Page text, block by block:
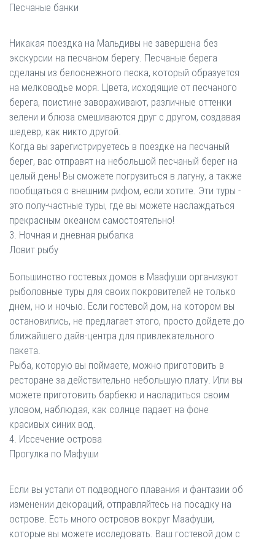
Песчаные банки
Никакая поездка на Мальдивы не завершена без
экскурсии на песчаном берегу. Песчаные берега
сделаны из белоснежного песка, который образуется
на мелководье моря. Цвета, исходящие от песчаного
берега, поистине завораживают, различные оттенки
зелени и блюза смешиваются друг с другом, создавая
шедевр, как никто другой.
Когда вы зарегистрируетесь в поездке на песчаный
берег, вас отправят на небольшой песчаный берег на
целый день! Вы сможете погрузиться в лагуну, а также
пообщаться с внешним рифом, если хотите. Эти туры -
это полу-частные туры, где вы можете наслаждаться
прекрасным океаном самостоятельно!
3. Ночная и дневная рыбалка
Ловит рыбу
Большинство гостевых домов в Маафуши организуют
рыболовные туры для своих покровителей не только
днем, но и ночью. Если гостевой дом, на котором вы
остановились, не предлагает этого, просто дойдете до
ближайшего дайв-центра для привлекательного
пакета.
Рыба, которую вы поймаете, можно приготовить в
ресторане за действительно небольшую плату. Или вы
можете приготовить барбекю и насладиться своим
уловом, наблюдая, как солнце падает на фоне
красивых синих вод.
4. Иссечение острова
Прогулка по Мафуши
Если вы устали от подводного плавания и фантазии об
изменении декораций, отправляйтесь на посадку на
острове. Есть много островов вокруг Маафуши,
которые вы можете исследовать. Ваш гостевой дом с